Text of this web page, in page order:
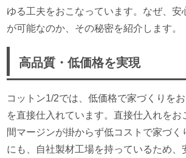
ゆる工夫をおこなっています。なぜ、安
が可能なのか、その秘密を紹介します。
高品質・低価格を実現
コットン1/2では、低価格で家づくりを
を直接仕入れています。直接仕入れをお
間マージンが掛からず低コストで家づく
にも、自社製材工場を持っているため、